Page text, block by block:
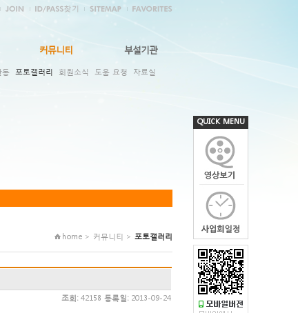
커뮤니티 부설기관
동 포토갤러리 회원소식 도움 요청 자료실
home > 커뮤니티 > 포토갤러리
조회:42158 등록일:2013-09-24
QUICK MENU